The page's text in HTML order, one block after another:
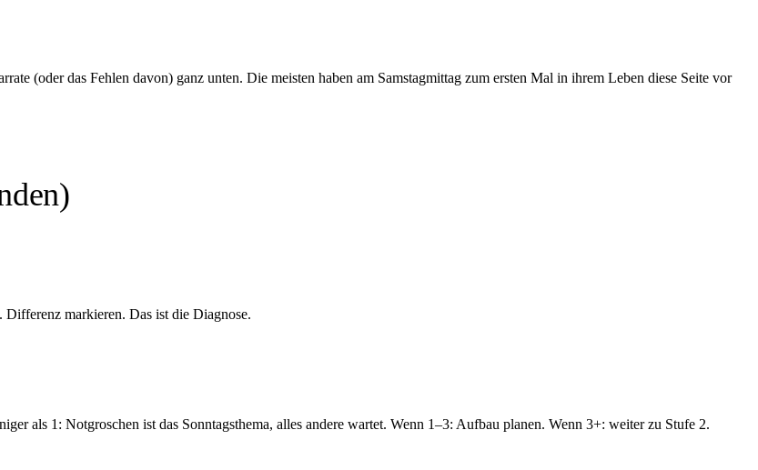
(oder das Fehlen davon) ganz unten. Die meisten haben am Samstagmittag zum ersten Mal in ihrem Leben diese Seite vor
markieren. Das ist die Diagnose.
als 1: Notgroschen ist das Sonntagsthema, alles andere wartet. Wenn 1–3: Aufbau planen. Wenn 3+: weiter zu Stufe 2.